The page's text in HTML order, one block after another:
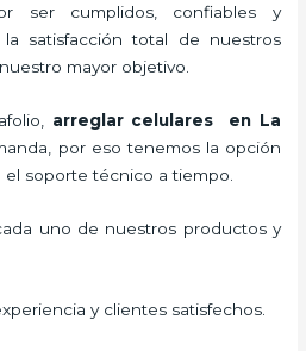
ser cumplidos, confiables y
satisfacción total de nuestros
mayor objetivo.
arreglar celulares en La
por eso tenemos la opción
soporte técnico a tiempo.
uno de nuestros productos y
y clientes satisfechos.